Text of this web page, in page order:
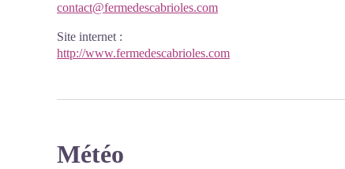
contact@fermedescabrioles.com
Site internet :
http://www.fermedescabrioles.com
Météo